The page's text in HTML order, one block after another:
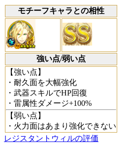
モチーフキャラとの相性
強い点/弱い点
【強い点】
・耐久面を大幅強化
・武器スキルでHP回復
・雷属性ダメージ+100%
【弱い点】
・火力面はあまり強化できない
レジスタントウィルの評価